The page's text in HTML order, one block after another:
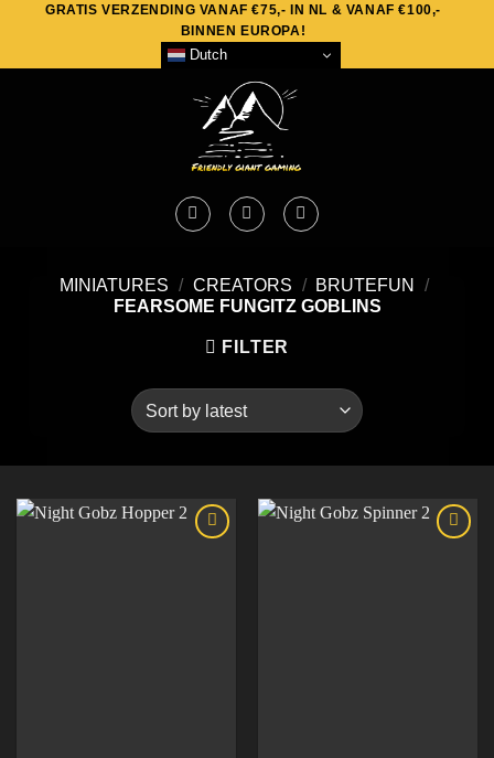
content
GRATIS VERZENDING VANAF €75,- IN NL & VANAF €100,-
BINNEN EUROPA!
Dutch
MINIATURES / CREATORS / BRUTEFUN
/
FEARSOME FUNGITZ GOBLINS
FILTER